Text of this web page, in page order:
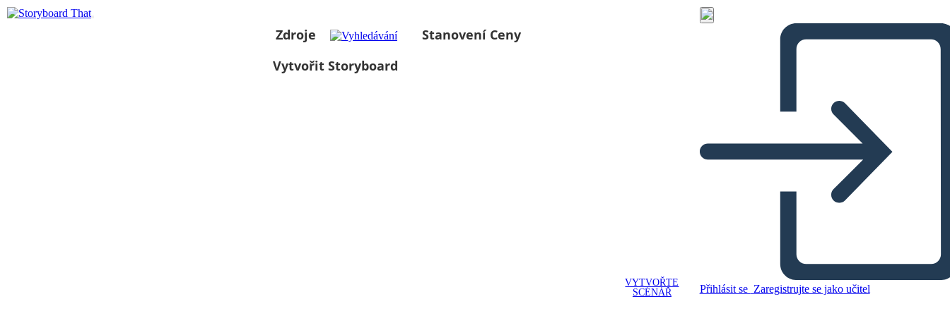
Zdroje
Stanovení Ceny
Vytvořit Storyboard
VYTVOŘTE
SCÉNÁŘ
Přihlásit se Zaregistrujte se jako učitel